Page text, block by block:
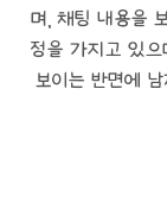
며, 채팅 내용을
정을 가지고 있
보이는 반면에